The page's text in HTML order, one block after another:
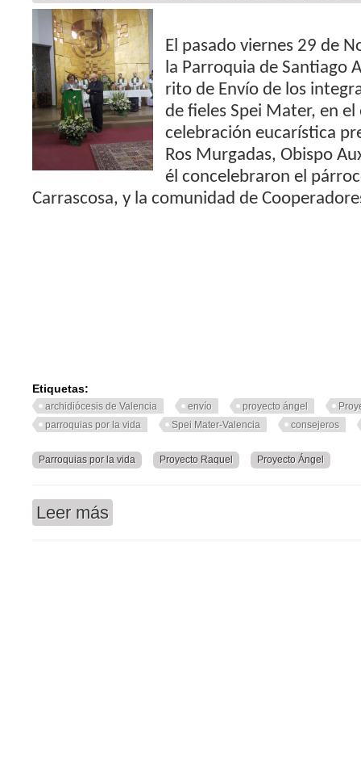
El pasado viernes 29 de
la Parroquia de Santiago
rito de Envío de los
de fieles Spei Mater, en
celebración eucarística
Ros Murgadas, Obispo
él concelebraron el
Carrascosa, y la comunidad de
Etiquetas:
archidiócesis de Valencia envío proyecto ángel
parroquias por la vida
Spei Mater-Valencia consejeros
Parroquias por la vida Proyecto Raquel Proyecto Ángel
Leer más